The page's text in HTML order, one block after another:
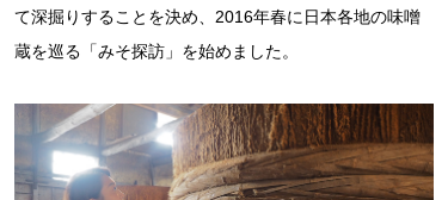
て深掘りすることを決め、2016年春に日本各地の味噌
蔵を巡る「みそ探訪」を始めました。